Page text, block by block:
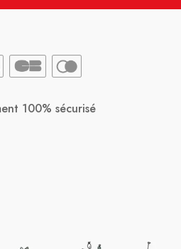
100% sécurisé